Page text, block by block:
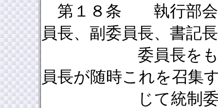
第１８条 執行部会
員長、副委員長、書記
委員長をもって
員長が随時これを召集
じて統制委員長